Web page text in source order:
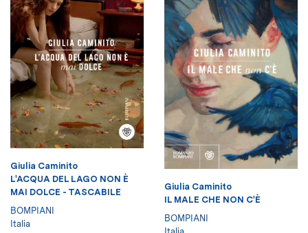
Giulia Caminito
L'ACQUA DEL LAGO NON È
MAI DOLCE - TASCABILE
BOMPIANI
Italia
Giulia Caminito
IL MALE CHE NON C'È
BOMPIANI